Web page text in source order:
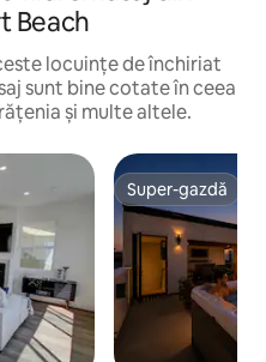
Beach
locuințe de închiriat
sunt bine cotate în ceea
și multe altele.
Super-gazdă
Super-gazdă